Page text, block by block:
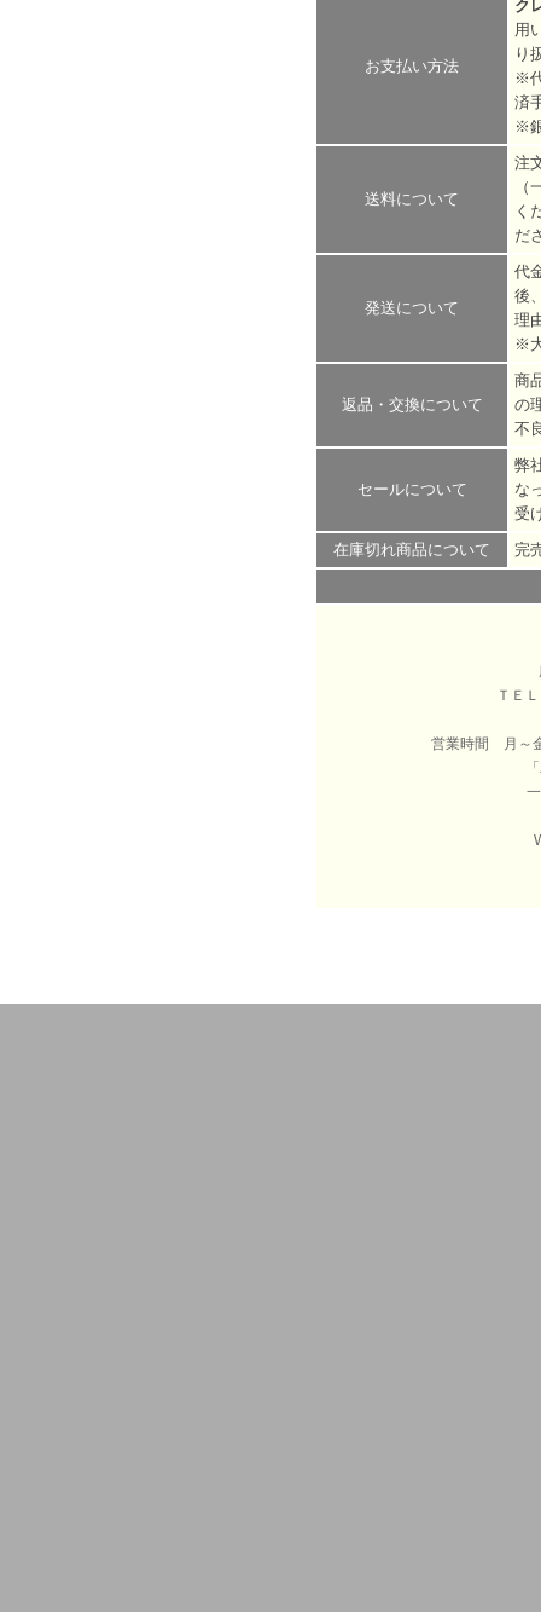
お支払い方法
ク
用
り
※
済
※
送料について
注
く
だ
発送について
代
後
理
※
返品・交換について
商
の
不
セールについて
弊
な
受
在庫切れ商品について
完
ＴＥ
営業時間 月～